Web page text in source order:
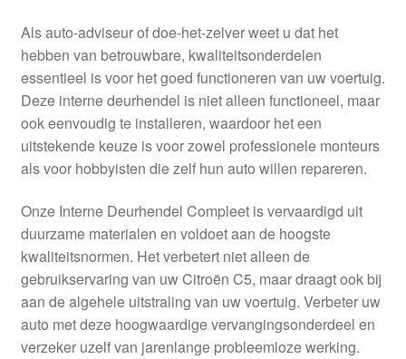
Klachtenprocedure
Levering
Mijn account
Over ons
Privacybeleid
Wereldwijde verzending
Winkelwagen
Als auto-adviseur of doe-het-zelver weet u dat het
hebben van betrouwbare, kwaliteitsonderdelen
essentieel is voor het goed functioneren van uw voertuig.
Deze interne deurhendel is niet alleen functioneel, maar
ook eenvoudig te installeren, waardoor het een
uitstekende keuze is voor zowel professionele monteurs
als voor hobbyisten die zelf hun auto willen repareren.
Onze Interne Deurhendel Compleet is vervaardigd uit
duurzame materialen en voldoet aan de hoogste
kwaliteitsnormen. Het verbetert niet alleen de
gebruikservaring van uw Citroën C5, maar draagt ook bij
aan de algehele uitstraling van uw voertuig. Verbeter uw
auto met deze hoogwaardige vervangingsonderdeel en
verzeker uzelf van jarenlange probleemloze werking.